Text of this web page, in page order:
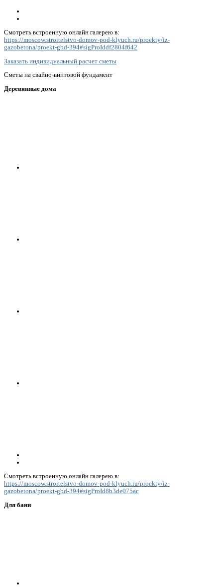
Смотреть встроенную онлайн галерею в:
https://moscow.stroitelstvo-domov-pod-klyuch.ru/proekty/iz-
gazobetona/proekt-gbd-394#sigProIddf2804f642
Заказать индивидуальный расчет сметы
Сметы на свайно-винтовой фундамент
Деревянные дома
Смотреть встроенную онлайн галерею в:
https://moscow.stroitelstvo-domov-pod-klyuch.ru/proekty/iz-
gazobetona/proekt-gbd-394#sigProId8b3de075ac
Для бани